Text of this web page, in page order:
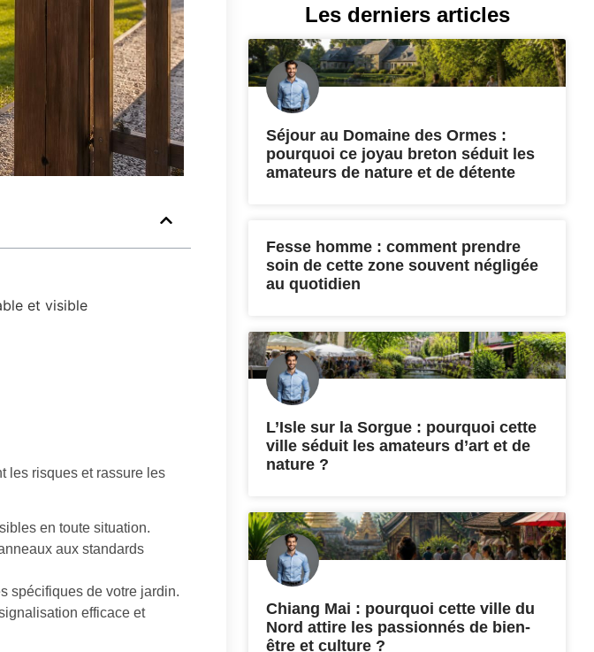
et visible
les risques et rassure les
en toute situation.
aux standards
spécifiques de votre jardin.
efficace et
Les derniers articles
Séjour au Domaine des Ormes :
pourquoi ce joyau breton séduit les
amateurs de nature et de détente
Fesse homme : comment prendre
soin de cette zone souvent négligée
au quotidien
L’Isle sur la Sorgue : pourquoi cette
ville séduit les amateurs d’art et de
nature ?
Chiang Mai : pourquoi cette ville du
Nord attire les passionnés de bien-
être et culture ?